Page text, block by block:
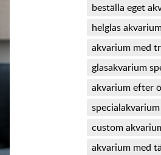
beställa eget
helglas
akvarium med
glasakvarium
akvarium efter
specialakvarium
custom
akvarium med